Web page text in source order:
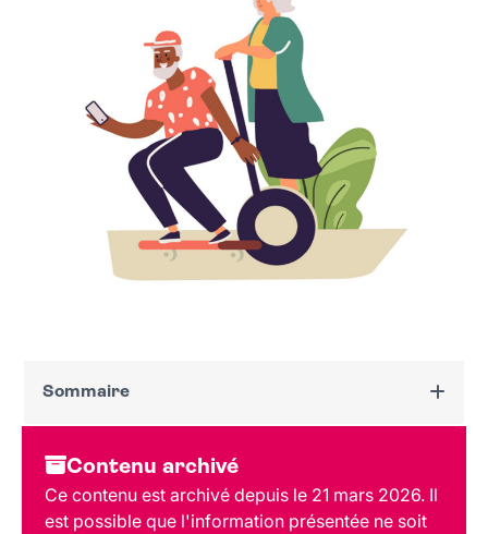
Sommaire
Dates et horaires
Au programme
Tarif et réservation
Contenu archivé
Ce contenu est archivé depuis le 21 mars 2026. Il
est possible que l'information présentée ne soit